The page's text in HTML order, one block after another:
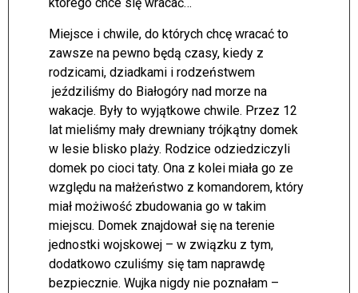
którego chce się wracać…
Miejsce i chwile, do których chcę wracać to
zawsze na pewno będą czasy, kiedy z
rodzicami, dziadkami i rodzeństwem
jeździliśmy do Białogóry nad morze na
wakacje. Były to wyjątkowe chwile. Przez 12
lat mieliśmy mały drewniany trójkątny domek
w lesie blisko plaży. Rodzice odziedziczyli
domek po cioci taty. Ona z kolei miała go ze
względu na małżeństwo z komandorem, który
miał możiwość zbudowania go w takim
miejscu. Domek znajdował się na terenie
jednostki wojskowej – w związku z tym,
dodatkowo czuliśmy się tam naprawdę
bezpiecznie. Wujka nigdy nie poznałam –